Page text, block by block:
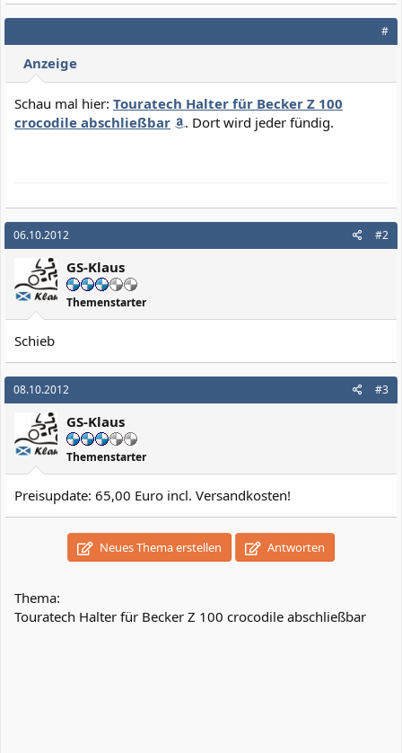
#
Anzeige
Schau mal hier: Touratech Halter für Becker Z 100
crocodile abschließbar
. Dort wird jeder fündig.
06.10.2012 #2
GS-Klaus
Themenstarter
Schieb
08.10.2012 #3
GS-Klaus
Themenstarter
Preisupdate: 65,00 Euro incl. Versandkosten!
Neues Thema erstellen Antworten
Thema:
Touratech Halter für Becker Z 100 crocodile abschließbar